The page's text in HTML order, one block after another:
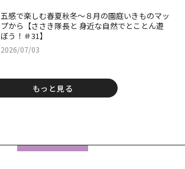
五感で楽しむ春夏秋冬～８月の園庭いきものマッ
プから【ささき隊長と 身近な自然でとことん遊
ぼう！＃31】
2026/07/03
もっと見る